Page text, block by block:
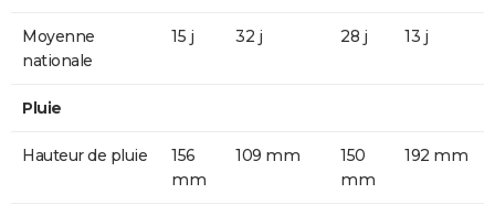
Moyenne
nationale
15 j 32 j 28 j 13 j
Pluie
Hauteur de pluie
156
mm
109 mm
150
mm
192 mm